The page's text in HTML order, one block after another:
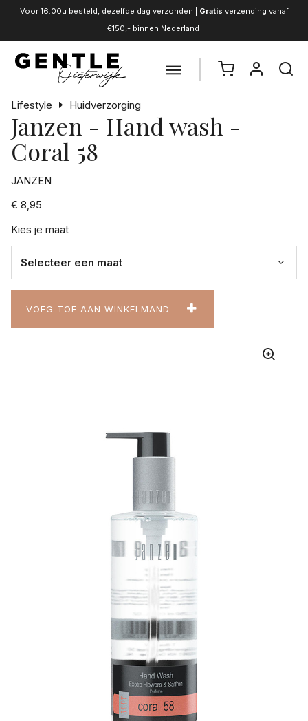
Voor 16.00u besteld, dezelfde dag verzonden | Gratis verzending vanaf
€150,- binnen Nederland
Lifestyle Huidverzorging
Janzen - Hand wash -
Coral 58
JANZEN
€ 8,95
Kies je maat
VOEG TOE AAN WINKELMAND